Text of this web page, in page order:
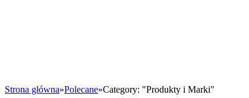
Strona główna»Polecane»Category: "Produkty i Marki"